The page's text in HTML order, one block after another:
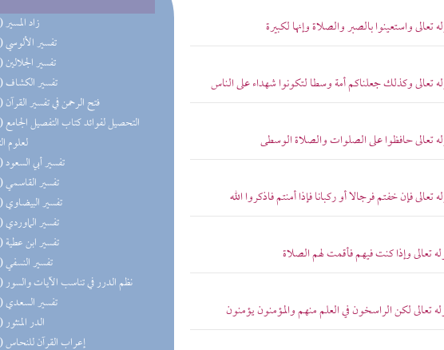
(56) زاد المسير
(50) تفسير الألوسي
(48) تفسير الجلالين
(48) تفسير الكشاف
(47) فتح الرحمن في تفسير القرآن
(47)
لعلوم
(47) تفسير أبي السعود
(47) تفسير القاسمي
(47) تفسير البيضاوي
(47) تفسير الماوردي
(47) تفسير ابن عطية
(47) تفسير النسفي
(47) نظم الدرر في تناسب الآيات والسور
(47) تفسير السعدي
(43) الدر المنثور
(37) إعراب القرآن للنحاس
واستعينوا بالصبر والصلاة وإنها لكبيرة
تعالى وكذلك جعلناكم أمة وسطا لتكونوا شهداء على الناس
تعالى حافظوا على الصلوات والصلاة الوسطى
فإن خفتم فرجالا أو ركبانا فإذا أمنتم فاذكروا الله
تعالى وإذا كنت فيهم فأقمت لهم الصلاة
تعالى لكن الراسخون في العلم منهم والمؤمنون يؤمنون